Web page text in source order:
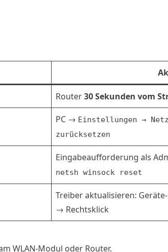
Router30 Sekunden vom
PC → Einstellungen →
zurücksetzen
Eingabeaufforderung als
netsh winsock reset
Treiber aktualisieren:
→ Rechtsklick
WLAN-Modul oder Router.